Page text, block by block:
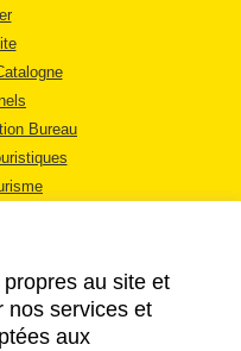
Bureau
au site et
nos services et
aux